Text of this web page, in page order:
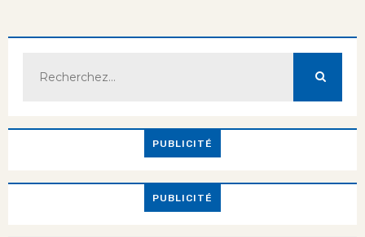
PUBLICITÉ
PUBLICITÉ